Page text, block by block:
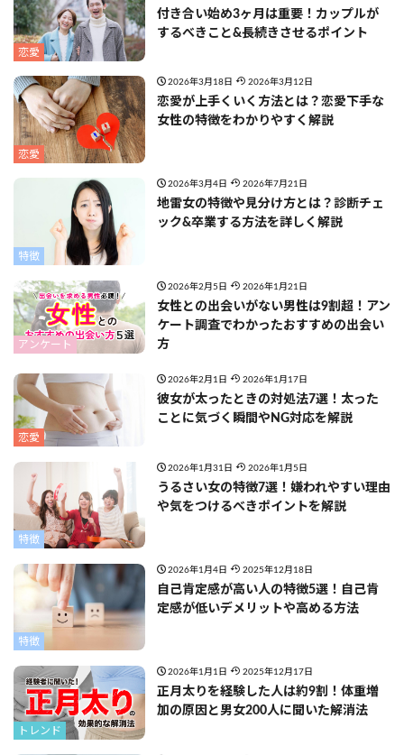
恋愛
付き合い始め3ヶ月は重要！カップルが
するべきこと&長続きさせるポイント
恋愛
2026年3月18日 2026年3月12日
恋愛が上手くいく方法とは？恋愛下手な
女性の特徴をわかりやすく解説
特徴
2026年3月4日 2026年7月21日
地雷女の特徴や見分け方とは？診断チェ
ック&卒業する方法を詳しく解説
アンケート
2026年2月5日 2026年1月21日
女性との出会いがない男性は9割超！アン
ケート調査でわかったおすすめの出会い
方
恋愛
2026年2月1日 2026年1月17日
彼女が太ったときの対処法7選！太った
ことに気づく瞬間やNG対応を解説
特徴
2026年1月31日 2026年1月5日
うるさい女の特徴7選！嫌われやすい理由
や気をつけるべきポイントを解説
特徴
2026年1月4日 2025年12月18日
自己肯定感が高い人の特徴5選！自己肯
定感が低いデメリットや高める方法
トレンド
2026年1月1日 2025年12月17日
正月太りを経験した人は約9割！体重増
加の原因と男女200人に聞いた解消法